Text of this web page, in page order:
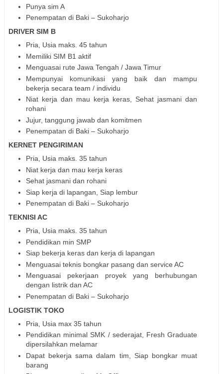
Punya sim A
Penempatan di Baki – Sukoharjo
DRIVER SIM B
Pria, Usia maks. 45 tahun
Memiliki SIM B1 aktif
Menguasai rute Jawa Tengah / Jawa Timur
Mempunyai komunikasi yang baik dan mampu
bekerja secara team / individu
Niat kerja dan mau kerja keras, Sehat jasmani dan
rohani
Jujur, tanggung jawab dan komitmen
Penempatan di Baki – Sukoharjo
KERNET PENGIRIMAN
Pria, Usia maks. 35 tahun
Niat kerja dan mau kerja keras
Sehat jasmani dan rohani
Siap kerja di lapangan, Siap lembur
Penempatan di Baki – Sukoharjo
TEKNISI AC
Pria, Usia maks. 35 tahun
Pendidikan min SMP
Siap bekerja keras dan kerja di lapangan
Menguasai teknis bongkar pasang dan service AC
Menguasai pekerjaan proyek yang berhubungan
dengan listrik dan AC
Penempatan di Baki – Sukoharjo
LOGISTIK TOKO
Pria, Usia max 35 tahun
Pendidikan minimal SMK / sederajat, Fresh Graduate
dipersilahkan melamar
Dapat bekerja sama dalam tim, Siap bongkar muat
barang